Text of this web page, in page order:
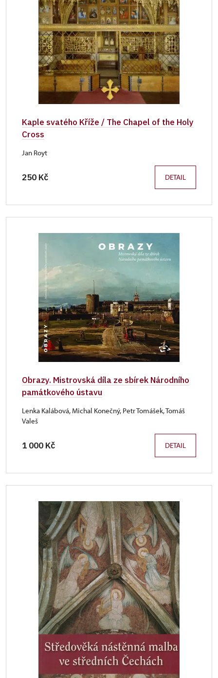
Kaple svatého Kříže / The Chapel of the Holy
Cross
Jan Royt
250 Kč DETAIL
Obrazy. Mistrovská díla ze sbírek Národního
památkového ústavu
Lenka Kalábová, Michal Konečný, Petr Tomášek, Tomáš
Valeš
1 000 Kč DETAIL